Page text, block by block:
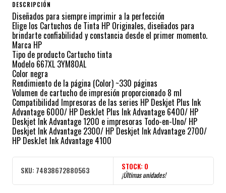
DESCRIPCIÓN
Diseñados para siempre imprimir a la perfección
Elige los Cartuchos de Tinta HP Originales, diseñados para
brindarte confiabilidad y constancia desde el primer momento.
Marca HP
Tipo de producto Cartucho tinta
Modelo 667XL 3YM80AL
Color negra
Rendimiento de la página (Color) ~330 páginas
Volumen de cartucho de impresión proporcionado 8 ml
Compatibilidad Impresoras de las series HP Deskjet Plus Ink
Advantage 6000/ HP DeskJet Plus Ink Advantage 6400/ HP
Deskjet Ink Advantage 1200 e impresoras Todo-en-Uno/ HP
Deskjet Ink Advantage 2300/ HP Deskjet Ink Advantage 2700/
HP DeskJet Ink Advantage 4100
SKU: 74838672880563 STOCK: 0
¡Últimas unidades!